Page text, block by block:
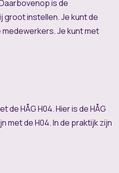
is de
groot instellen. Je kunt de
Je kunt met
HÅG H04. Hier is de HÅG
met de H04. In de praktijk zijn